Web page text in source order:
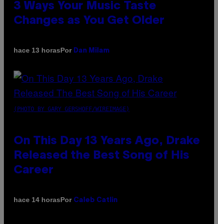
3 Ways Your Music Taste
Changes as You Get Older
hace 13 horasPor Dan Milam
(PHOTO BY GARY GERSHOFF/WIREIMAGE)
On This Day 13 Years Ago, Drake
Released the Best Song of His
Career
hace 14 horasPor Caleb Catlin